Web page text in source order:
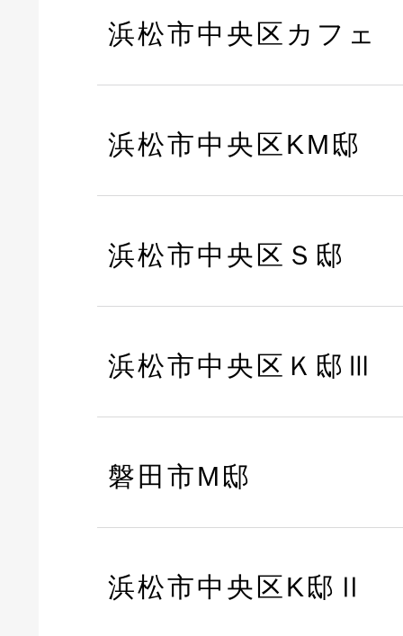
浜松市中央区カフェ
浜松市中央区KM邸
浜松市中央区Ｓ邸
浜松市中央区Ｋ邸Ⅲ
磐田市M邸
浜松市中央区K邸Ⅱ